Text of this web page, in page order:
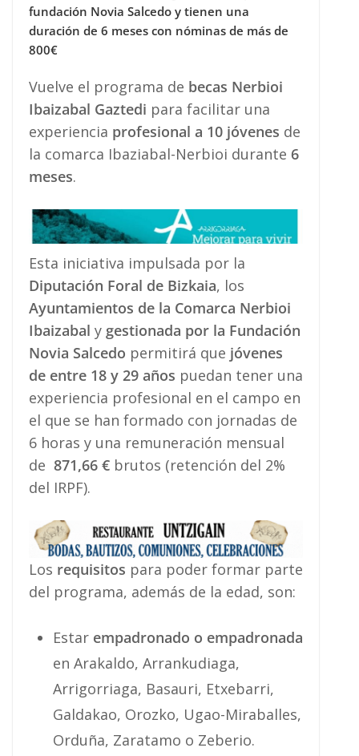
fundación Novia Salcedo y tienen una
duración de 6 meses con nóminas de más de
800€
Vuelve el programa de becas Nerbioi
Ibaizabal Gaztedi para facilitar una
experiencia profesional a 10 jóvenes de
la comarca Ibaziabal-Nerbioi durante 6
meses.
Esta iniciativa impulsada por la
Diputación Foral de Bizkaia, los
Ayuntamientos de la Comarca Nerbioi
Ibaizabal y gestionada por la Fundación
Novia Salcedo permitirá que jóvenes
de entre 18 y 29 años puedan tener una
experiencia profesional en el campo en
el que se han formado con jornadas de
6 horas y una remuneración mensual
de 871,66 € brutos (retención del 2%
del IRPF).
Los requisitos para poder formar parte
del programa, además de la edad, son:
Estar empadronado o empadronada
en Arakaldo, Arrankudiaga,
Arrigorriaga, Basauri, Etxebarri,
Galdakao, Orozko, Ugao-Miraballes,
Orduña, Zaratamo o Zeberio.